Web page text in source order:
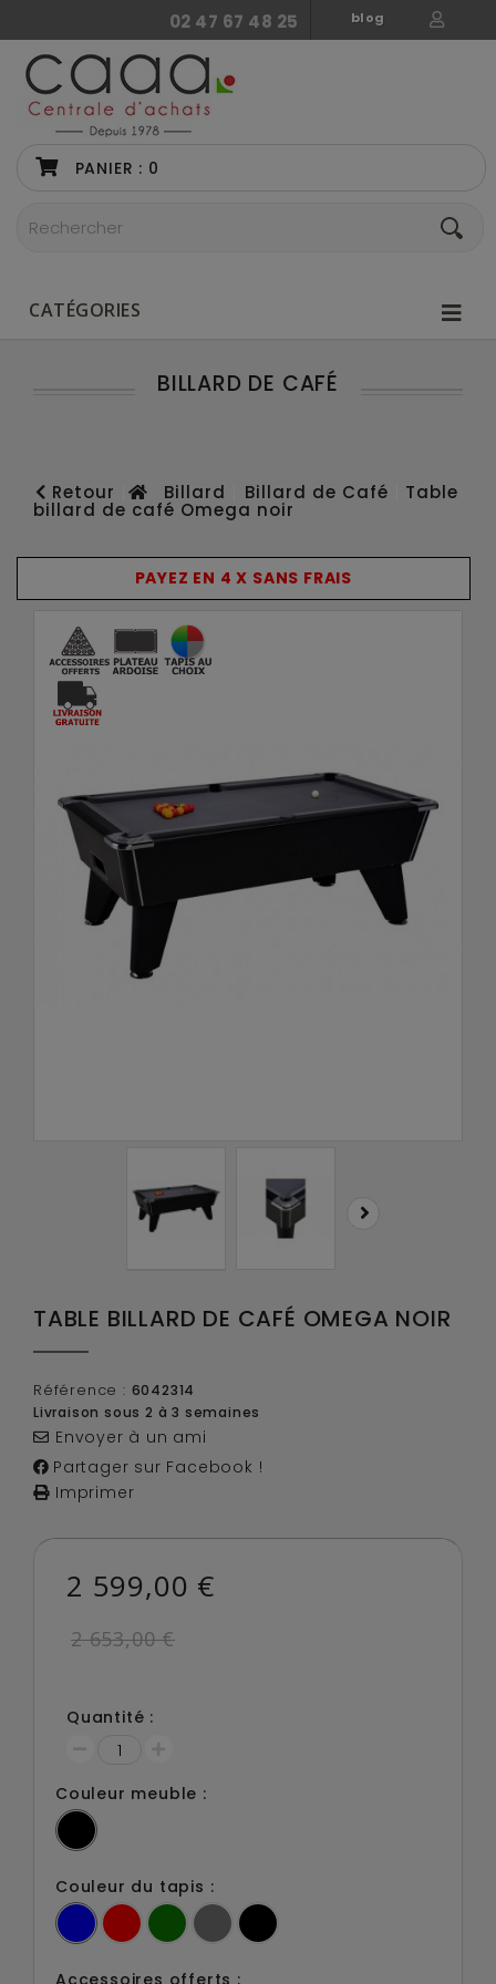
blog
02 47 67 48 25
PANIER : 0
CATÉGORIES
BILLARD DE CAFÉ
Retour Billard Billard de Café Table
billard de café Omega noir
PAYEZ EN 4 X SANS FRAIS
TABLE BILLARD DE CAFÉ OMEGA NOIR
Référence : 6042314
Livraison sous 2 à 3 semaines
Envoyer à un ami
Partager sur Facebook !
Imprimer
2 599,00 €
2 653,00 €
Quantité :
Couleur meuble :
Couleur du tapis :
Accessoires offerts :